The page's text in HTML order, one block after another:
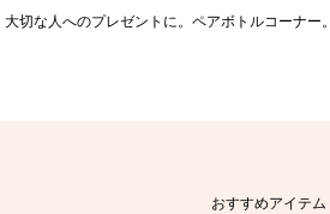
大切な人へのプレゼントに。ペアボトルコーナー。
おすすめアイテム